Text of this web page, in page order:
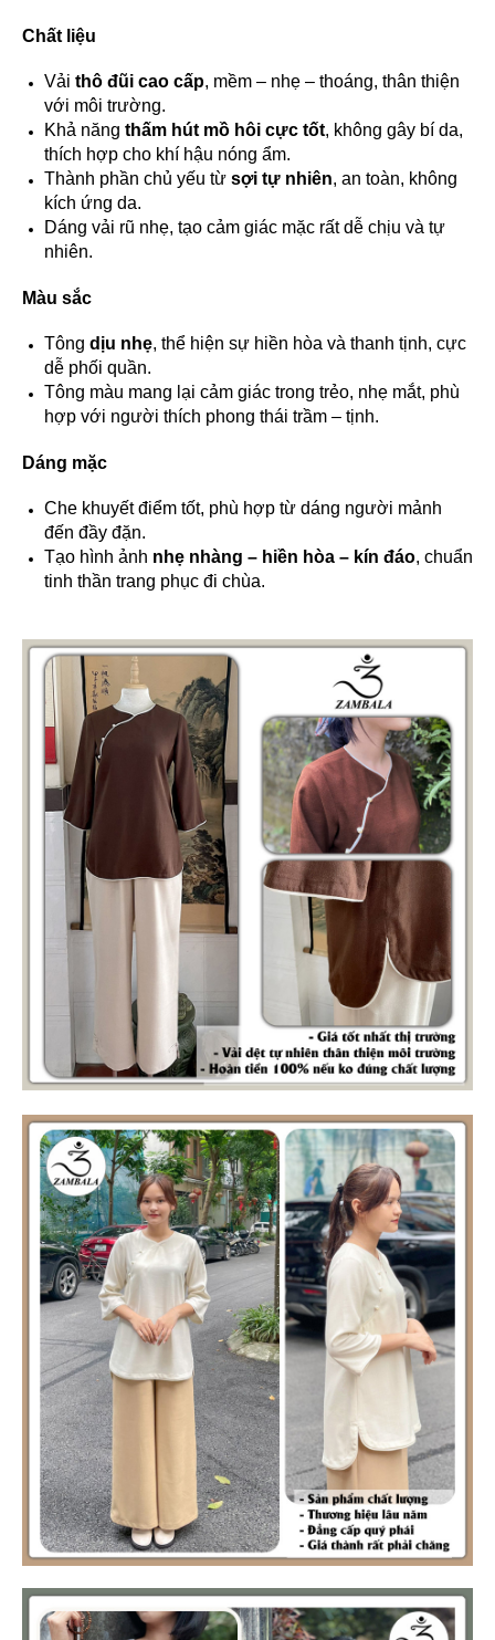
Chất liệu
Vải thô đũi cao cấp, mềm – nhẹ – thoáng, thân thiện
với môi trường.
Khả năng thấm hút mồ hôi cực tốt, không gây bí da,
thích hợp cho khí hậu nóng ẩm.
Thành phần chủ yếu từ sợi tự nhiên, an toàn, không
kích ứng da.
Dáng vải rũ nhẹ, tạo cảm giác mặc rất dễ chịu và tự
nhiên.
Màu sắc
Tông dịu nhẹ, thể hiện sự hiền hòa và thanh tịnh, cực
dễ phối quần.
Tông màu mang lại cảm giác trong trẻo, nhẹ mắt, phù
hợp với người thích phong thái trầm – tịnh.
Dáng mặc
Che khuyết điểm tốt, phù hợp từ dáng người mảnh
đến đầy đặn.
Tạo hình ảnh nhẹ nhàng – hiền hòa – kín đáo, chuẩn
tinh thần trang phục đi chùa.